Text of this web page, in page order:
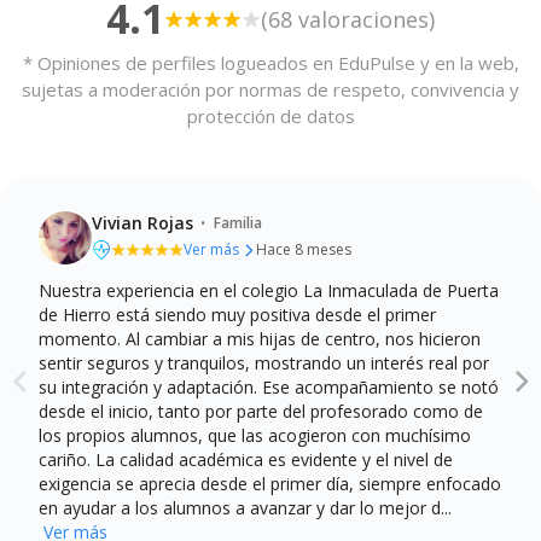
integral de los estudiantes, consideramos que una
también la mente.
En nuestro colegio, nos enorgullece contar con una
nutricionales de cada estudiante. Creemos que una
buena alimentación es fundamental para el
rendimiento académico y el desarrollo general de los
niños.
El comedor no es solo un lugar para satisfacer el
hambre, sino un espacio donde fomentamos hábitos
alimenticios saludables y promovemos la importancia
de compartir momentos agradables en torno a la
comida. Creemos que estas experiencias contribuyen
no solo a la salud física, sino también al desarrollo
social y emocional de nuestros estudiantes.
Sala de psicomotricidad
Otras instalaciones
Instalaciones Lúdicas
Ludoteca
Instalaciones Deportivas
Gimnasio Pista de fútbol
Pista de baloncesto
4.1 (68 valoraciones)
* Opiniones de perfiles logueados en EduPulse y en la web,
sujetas a moderación por normas de respeto, convivencia y
protección de datos
Vivian Rojas · Familia
Ver más
Hace 8 meses
Calidad de la enseñanza
Profesionalidad del profesorado
Instalaciones y recursos
Comunicación y atención a las familias
Nuestra experiencia en el colegio La Inmaculada de Puerta
de Hierro está siendo muy positiva desde el primer
momento. Al cambiar a mis hijas de centro, nos hicieron
sentir seguros y tranquilos, mostrando un interés real por
su integración y adaptación. Ese acompañamiento se notó
desde el inicio, tanto por parte del profesorado como de
los propios alumnos, que las acogieron con muchísimo
cariño. La calidad académica es evidente y el nivel de
exigencia se aprecia desde el primer día, siempre enfocado
en ayudar a los alumnos a avanzar y dar lo mejor d...
Ver más